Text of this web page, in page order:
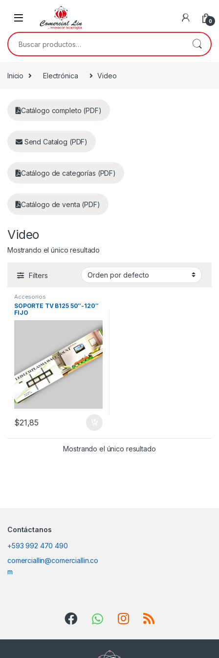
0
Inicio Electrónica Video
Catálogo completo (PDF)
Send Catalog (PDF)
Catálogo de categorías (PDF)
Catálogo de venta (PDF)
Video
Mostrando el único resultado
Filters
Accesorios
SOPORTE TV B125 50″-120″
FIJO
$21,85
Mostrando el único resultado
Contáctanos
+593 992 470 490
comerciallin@comerciallin.co
m